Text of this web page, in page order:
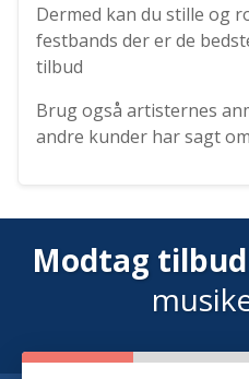
Dermed kan du stille og
festbands der er de
tilbud
Brug også artisternes
andre kunder har sagt
Modtag tilbud